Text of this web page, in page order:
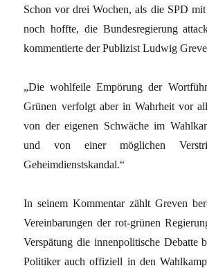
Schon vor drei Wochen, als die SPD
noch hoffte, die Bundesregierung
kommentierte der Publizist Ludwig
„Die wohlfeile Empörung der
Grünen verfolgt aber in Wahrheit vor
von der eigenen Schwäche im
und von einer möglichen
Geheimdienstskandal.“
In seinem Kommentar zählt Greven
Vereinbarungen der rot-grünen
Verspätung die innenpolitische Debatte
Politiker auch offiziell in den